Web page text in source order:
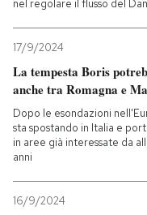
nel regolare il flusso del
17/9/2024
La tempesta Boris
anche tra Romagna e
Dopo le esondazioni
sta spostando in Italia e
in aree già interessate da
anni
16/9/2024